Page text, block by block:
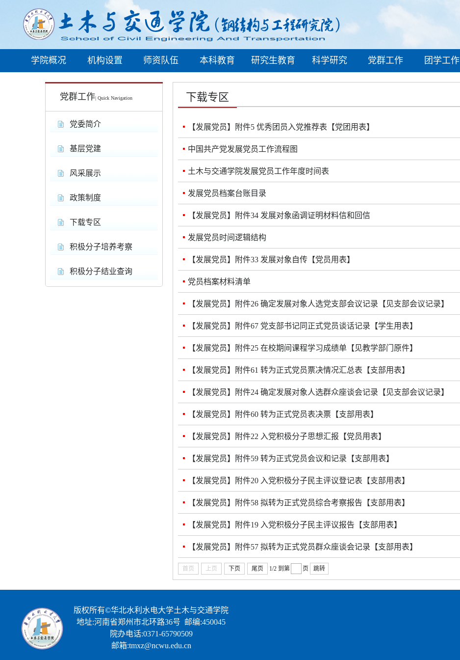
学院概况 机构设置 师资队伍 本科教育 研究生教育 科学研究 党群工作 团学工作
党群工作| Quick Navigation
党委简介
基层党建
风采展示
政策制度
下载专区
积极分子培养考察
积极分子结业查询
下载专区
【发展党员】附件5 优秀团员入党推荐表【党团用表】
中国共产党发展党员工作流程图
土木与交通学院发展党员工作年度时间表
发展党员档案台账目录
【发展党员】附件34 发展对象函调证明材料信和回信
发展党员时间逻辑结构
【发展党员】附件33 发展对象自传【党员用表】
党员档案材料清单
【发展党员】附件26 确定发展对象人选党支部会议记录【见支部会议记录】
【发展党员】附件67 党支部书记同正式党员谈话记录【学生用表】
【发展党员】附件25 在校期间课程学习成绩单【见教学部门原件】
【发展党员】附件61 转为正式党员票决情况汇总表【支部用表】
【发展党员】附件24 确定发展对象人选群众座谈会记录【见支部会议记录】
【发展党员】附件60 转为正式党员表决票【支部用表】
【发展党员】附件22 入党积极分子思想汇报【党员用表】
【发展党员】附件59 转为正式党员会议和记录【支部用表】
【发展党员】附件20 入党积极分子民主评议登记表【支部用表】
【发展党员】附件58 拟转为正式党员综合考察报告【支部用表】
【发展党员】附件19 入党积极分子民主评议报告【支部用表】
【发展党员】附件57 拟转为正式党员群众座谈会记录【支部用表】
首页 上页 下页 尾页 1/2 到第 页 跳转
版权所有©华北水利水电大学土木与交通学院
地址:河南省郑州市北环路36号 邮编:450045
院办电话:0371-65790509
邮箱:tmxz@ncwu.edu.cn